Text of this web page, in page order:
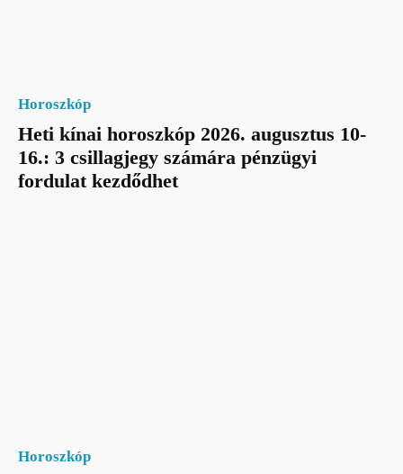
Horoszkóp
Heti kínai horoszkóp 2026. augusztus 10-
16.: 3 csillagjegy számára pénzügyi
fordulat kezdődhet
Horoszkóp